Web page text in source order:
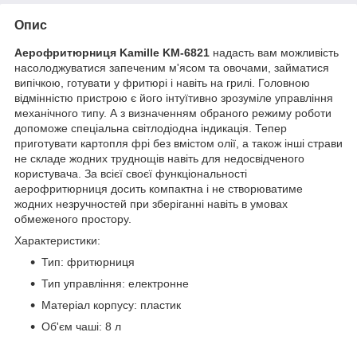
Опис
Аерофритюрниця Kamille KM-6821 надасть вам можливість
насолоджуватися запеченим м'ясом та овочами, займатися
випічкою, готувати у фритюрі і навіть на грилі. Головною
відмінністю пристрою є його інтуїтивно зрозуміле управління
механічного типу. А з визначенням обраного режиму роботи
допоможе спеціальна світлодіодна індикація. Тепер
приготувати картопля фрі без вмістом олії, а також інші страви
не складе жодних труднощів навіть для недосвідченого
користувача. За всієї своєї функціональності
аерофритюрниця досить компактна і не створюватиме
жодних незручностей при зберіганні навіть в умовах
обмеженого простору.
Характеристики:
Тип: фритюрниця
Тип управління: електронне
Матеріал корпусу: пластик
Об'єм чаші: 8 л